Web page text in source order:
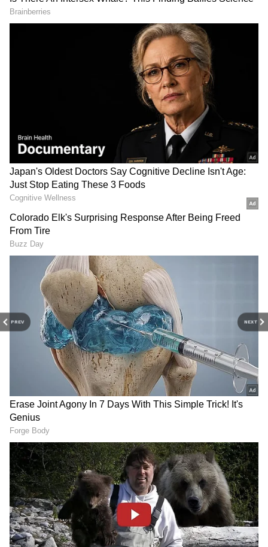
PREV NEXT
2
Gomathi Clarify Sathish Dubai Plan:
மாப்பிள்ளை துபாய்க்கு செல்வதாக
இருக்கும் திட்டம் பற்றி கோமதி
சதீஷ் தனது மச்சான்கள் முறையான
செந்தில், சரவணன் மற்றும் கதிர்
ஆகியோரை ப்ரோ என்று கூப்பிடுகிறார்.
அதற்கு சதீஷின் அம்மா அப்படியெல்லாம்
கூப்பிட கூடாது. முறையாக மச்சான்கள்
என்று தான் அழைக்க வேண்டும் என்று
கூறுகிறார். மாப்பிள்ளை துபாய்க்கு
செல்வதாக இருக்கும் திட்டம் பற்றி கோமதி
விசாரிக்கிறார்.
Pandian Stores: அரசிக்கு அவசர
அவசரமாக நடந்த நிச்சயதார்த்தம்;
அதிர்ச்சியில் உறைந்த மருமகள்கள்!